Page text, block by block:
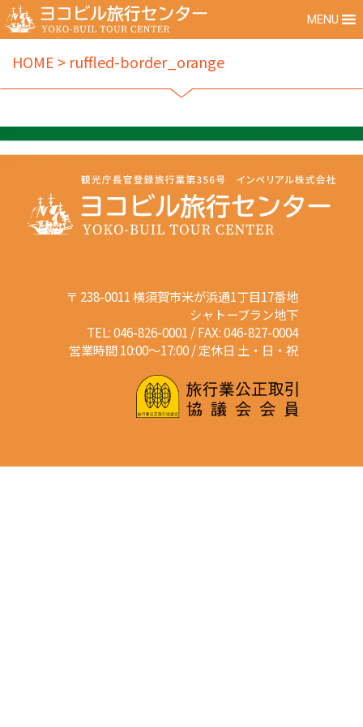
MENU
HOME > ruffled-border_orange
〒 238-0011 横須賀市米が浜通1丁目17番地
シャトーブラン地下
TEL: 046-826-0001 / FAX: 046-827-0004
営業時間 10:00～17:00 / 定休日 土・日・祝